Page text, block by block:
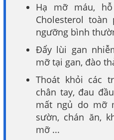
Hạ mỡ máu,
Cholesterol toàn
ngưỡng bình
Đẩy lùi gan
mỡ tại gan, đào
Thoát khỏi các
chân tay, đau
mất ngủ do mỡ
sườn, chán ăn,
mỡ ...